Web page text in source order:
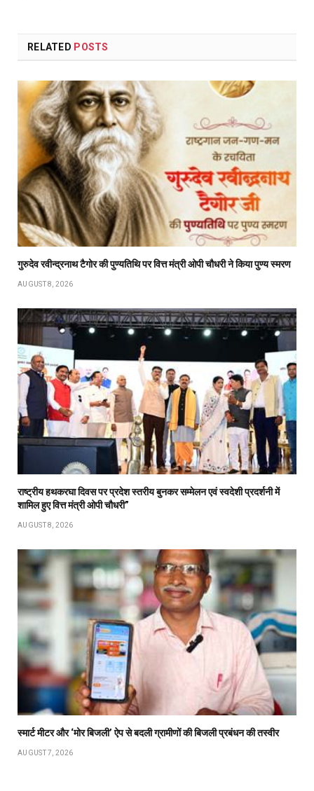
RELATED POSTS
गुरुदेव रवीन्द्रनाथ टैगोर की पुण्यतिथि पर वित्त मंत्री ओपी चौधरी ने किया पुण्य स्मरण
AUGUST 8, 2026
राष्ट्रीय हथकरघा दिवस पर प्रदेश स्तरीय बुनकर सम्मेलन एवं स्वदेशी प्रदर्शनी में
शामिल हुए वित्त मंत्री ओपी चौधरी”
AUGUST 8, 2026
स्मार्ट मीटर और ‘मोर बिजली’ ऐप से बदली ग्रामीणों की बिजली प्रबंधन की तस्वीर
AUGUST 7, 2026